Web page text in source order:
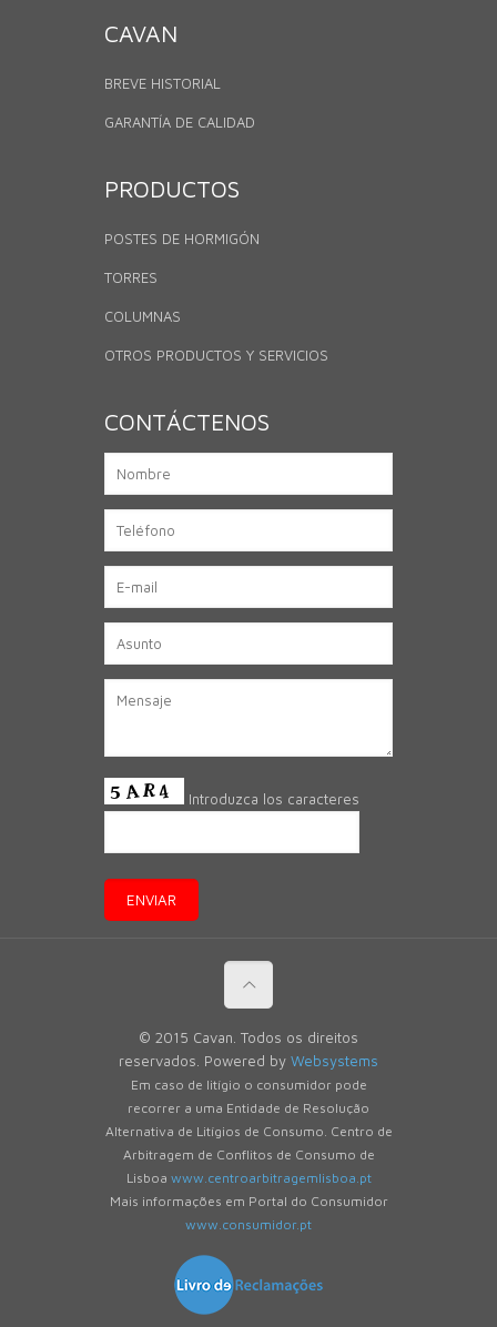
CAVAN
BREVE HISTORIAL
GARANTÍA DE CALIDAD
PRODUCTOS
POSTES DE HORMIGÓN
TORRES
COLUMNAS
OTROS PRODUCTOS Y SERVICIOS
CONTÁCTENOS
Introduzca los caracteres
© 2015 Cavan. Todos os direitos
reservados. Powered by Websystems
Em caso de litígio o consumidor pode
recorrer a uma Entidade de Resolução
Alternativa de Litígios de Consumo. Centro de
Arbitragem de Conflitos de Consumo de
Lisboa www.centroarbitragemlisboa.pt
Mais informações em Portal do Consumidor
www.consumidor.pt